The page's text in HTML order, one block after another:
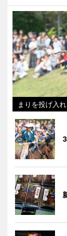
まりを投げ入